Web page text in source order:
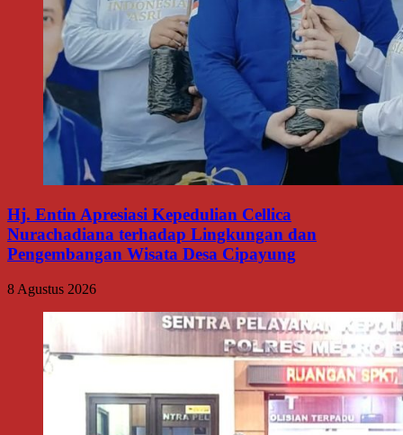
Hj. Entin Apresiasi Kepedulian Cellica
Nurachadiana terhadap Lingkungan dan
Pengembangan Wisata Desa Cipayung
8 Agustus 2026